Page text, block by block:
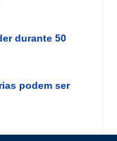
durante 50
podem ser